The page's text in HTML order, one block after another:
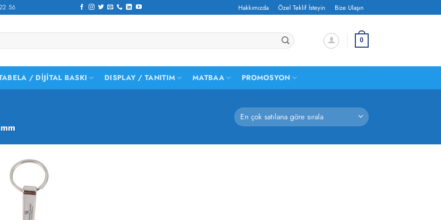
56 Hakkımızda Özel Teklif İsteyin Bize Ulaşın
0
/ DIJITAL BASKI DISPLAY / TANITIM MATBAA PROMOSYON